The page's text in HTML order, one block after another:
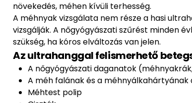
növekedés, méhen kívüli terhesség.
A méhnyak vizsgálata nem része a hasi
vizsgálják. A nőgyógyászati szűrést minden
szükség, ha kóros elváltozás van jelen.
Az ultrahanggal felismerhető
A nőgyógyászati daganatok
A méh falának és a méhnyálkahártyának
Méhtest polip